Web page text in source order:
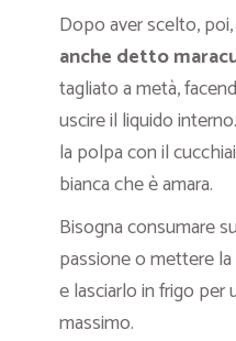
Dopo aver scelto,
anche detto
tagliato a metà,
uscire il liquido
la polpa con il
bianca che è amara.
Bisogna consumare
passione o mettere
e lasciarlo in frigo per
massimo.